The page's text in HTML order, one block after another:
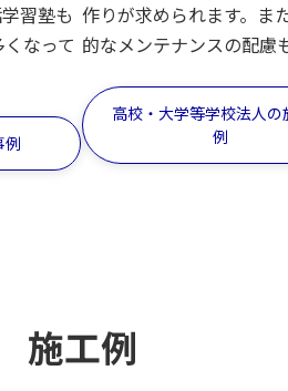
習塾も
なって
例
作りが求められます。ま
的なメンテナンスの配慮
高校・大学等学校法人の
例
施工例